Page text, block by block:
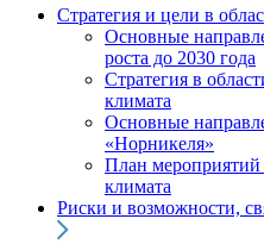
Стратегия и цели в
Основные
роста до 2030 года
Стратегия в
климата
Основные
«Норникеля»
План
климата
Риски и возможности,